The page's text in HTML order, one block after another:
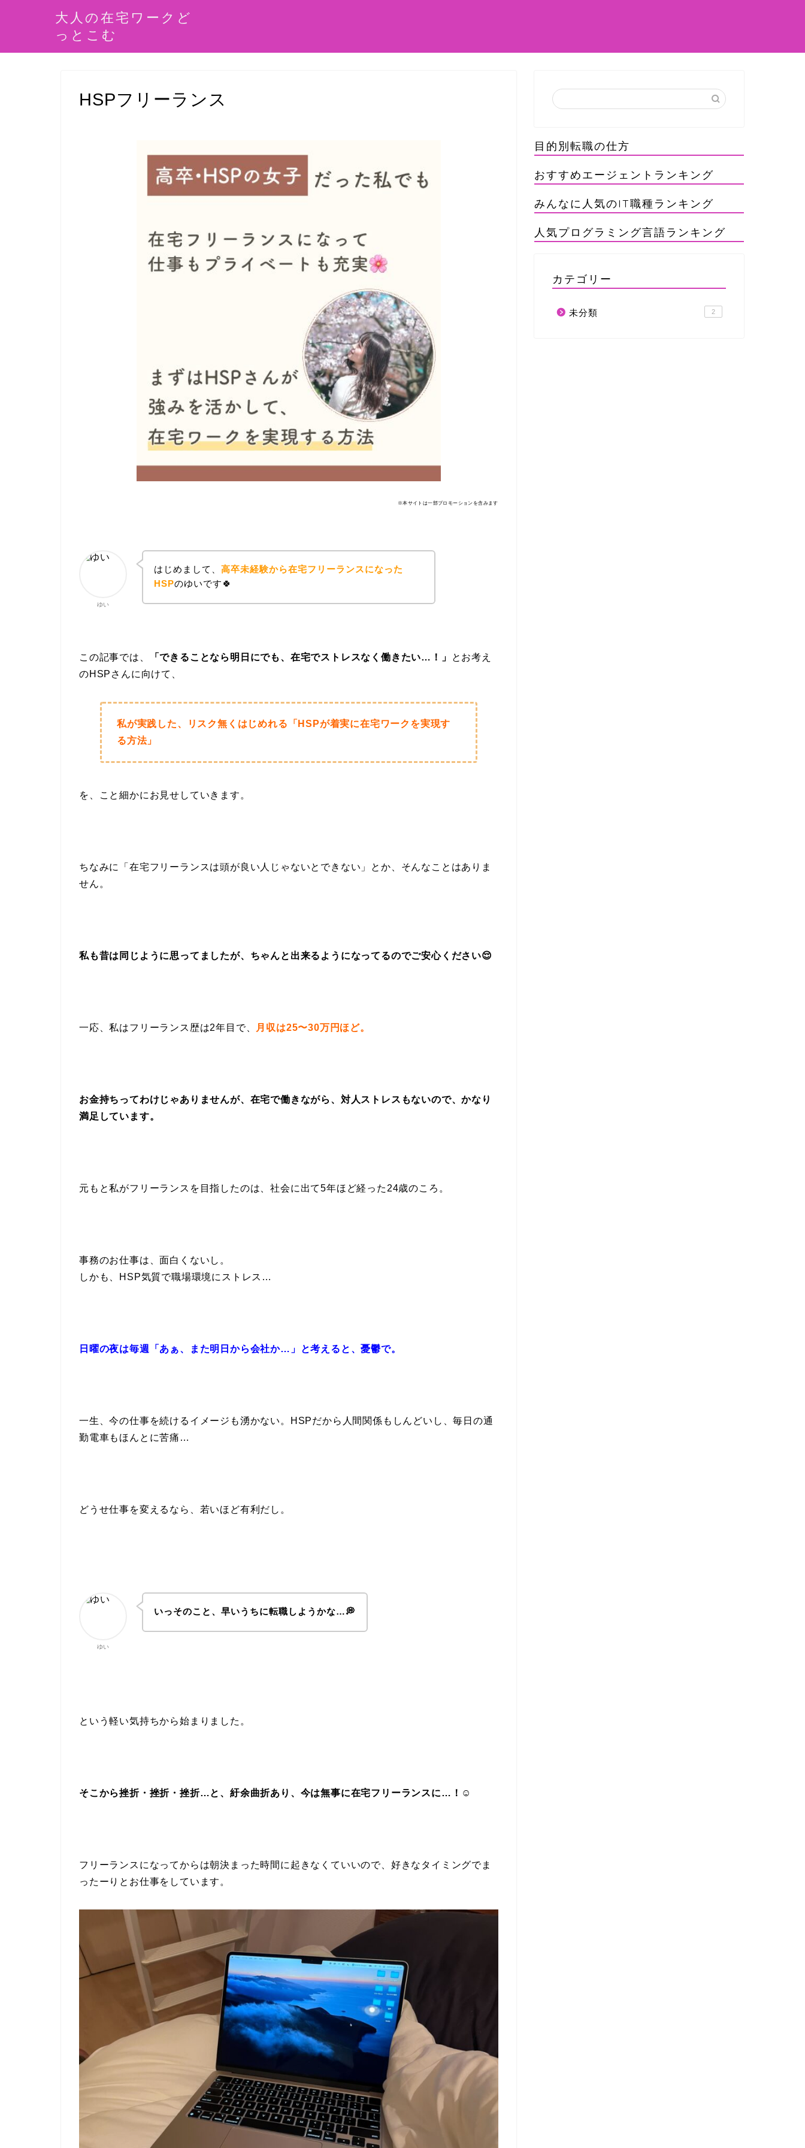
大人の在宅ワークど
っとこむ
HSPフリーランス
※本サイトは一部プロモーションを含みます
ゆい
はじめまして、高卒未経験から在宅フリーランスになった
HSPのゆいです🍀
この記事では、 「できることなら明日にでも、在宅でストレスなく働きたい…！」
とお考え
のHSPさんに向けて、
私が実践した、リスク無くはじめれる「HSPが着実に在宅ワークを実現す
る方法」
を、こと細かにお見せしていきます。
ちなみに「在宅フリーランスは頭が良い人じゃないとできない」とか、そんなことはありま
せん。
私も昔は同じように思ってましたが、ちゃんと出来るようになってるのでご安心ください😌
一応、私はフリーランス歴は2年目で、 月収は25〜30万円ほど。
お金持ちってわけじゃありませんが、在宅で働きながら、対人ストレスもないので、かなり
満足しています。
元もと私がフリーランスを目指したのは、社会に出て5年ほど経った24歳のころ。
事務のお仕事は、面白くないし。
しかも、HSP気質で職場環境にストレス…
日曜の夜は毎週「あぁ、また明日から会社か…」と考えると、憂鬱で。
一生、今の仕事を続けるイメージも湧かない。HSPだから人間関係もしんどいし、毎日の通
勤電車もほんとに苦痛…
どうせ仕事を変えるなら、若いほど有利だし。
ゆい
いっそのこと、早いうちに転職しようかな…💭
という軽い気持ちから始まりました。
そこから挫折・挫折・挫折…と、紆余曲折あり、今は無事に在宅フリーランスに…！☺️
フリーランスになってからは朝決まった時間に起きなくていいので、好きなタイミングでま
ったーりとお仕事をしています。
目的別転職の仕方
おすすめエージェントランキング
みんなに人気のIT職種ランキング
人気プログラミング言語ランキング
カテゴリー
未分類 2